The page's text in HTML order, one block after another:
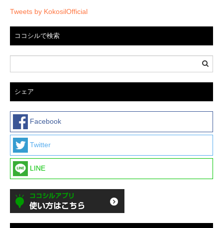
Tweets by KokosilOfficial
ココシルで検索
シェア
Facebook
Twitter
LINE